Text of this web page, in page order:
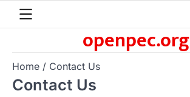
openpec.org
Home Contact Us
Contact Us